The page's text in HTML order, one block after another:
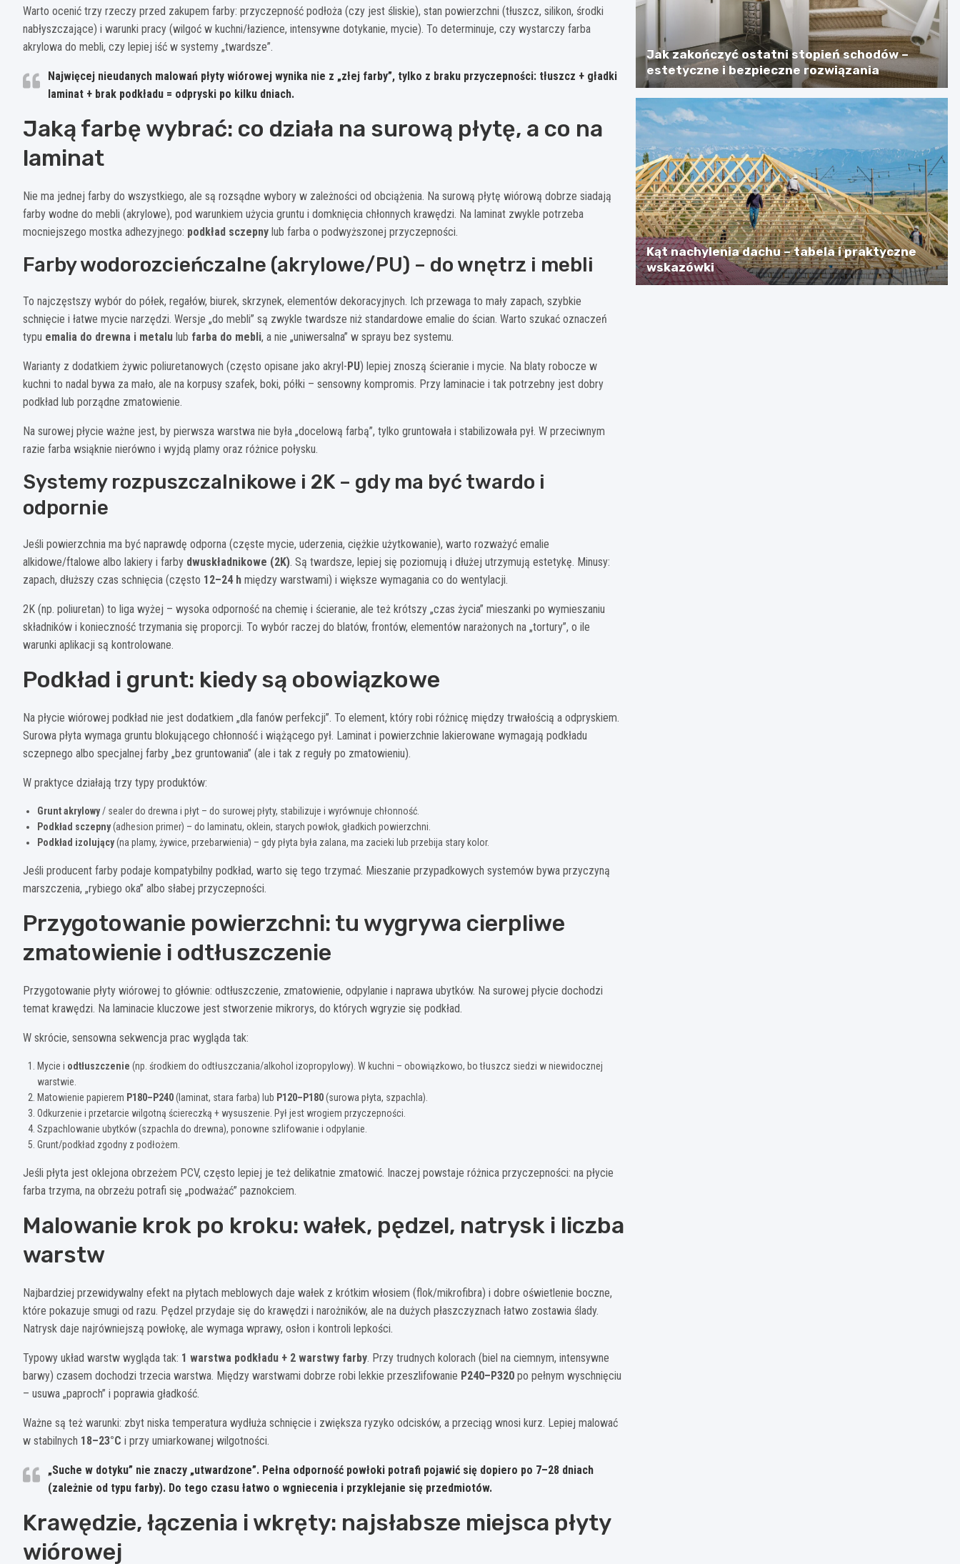
Warto ocenić trzy rzeczy przed zakupem farby: przyczepność podłoża (czy jest śliskie), stan powierzchni (tłuszcz, silikon, środki
nabłyszczające) i warunki pracy (wilgoć w kuchni/łazience, intensywne dotykanie, mycie). To determinuje, czy wystarczy farba
akrylowa do mebli, czy lepiej iść w systemy „twardsze”.
Najwięcej nieudanych malowań płyty wiórowej wynika nie z „złej farby”, tylko z braku przyczepności: tłuszcz + gładki
laminat + brak podkładu = odpryski po kilku dniach.
Jaką farbę wybrać: co działa na surową płytę, a co na
laminat
Nie ma jednej farby do wszystkiego, ale są rozsądne wybory w zależności od obciążenia. Na surową płytę wiórową dobrze siadają
farby wodne do mebli (akrylowe), pod warunkiem użycia gruntu i domknięcia chłonnych krawędzi. Na laminat zwykle potrzeba
mocniejszego mostka adhezyjnego: podkład sczepny lub farba o podwyższonej przyczepności.
Farby wodorozcieńczalne (akrylowe/PU) – do wnętrz i mebli
To najczęstszy wybór do półek, regałów, biurek, skrzynek, elementów dekoracyjnych. Ich przewaga to mały zapach, szybkie
schnięcie i łatwe mycie narzędzi. Wersje „do mebli” są zwykle twardsze niż standardowe emalie do ścian. Warto szukać oznaczeń
typu emalia do drewna i metalu lub farba do mebli, a nie „uniwersalna” w sprayu bez systemu.
Warianty z dodatkiem żywic poliuretanowych (często opisane jako akryl-PU) lepiej znoszą ścieranie i mycie. Na blaty robocze w
kuchni to nadal bywa za mało, ale na korpusy szafek, boki, półki – sensowny kompromis. Przy laminacie i tak potrzebny jest dobry
podkład lub porządne zmatowienie.
Na surowej płycie ważne jest, by pierwsza warstwa nie była „docelową farbą”, tylko gruntowała i stabilizowała pył. W przeciwnym
razie farba wsiąknie nierówno i wyjdą plamy oraz różnice połysku.
Systemy rozpuszczalnikowe i 2K – gdy ma być twardo i
odpornie
Jeśli powierzchnia ma być naprawdę odporna (częste mycie, uderzenia, ciężkie użytkowanie), warto rozważyć emalie
alkidowe/ftalowe albo lakiery i farby dwuskładnikowe (2K). Są twardsze, lepiej się poziomują i dłużej utrzymują estetykę. Minusy:
zapach, dłuższy czas schnięcia (często 12–24 h między warstwami) i większe wymagania co do wentylacji.
2K (np. poliuretan) to liga wyżej – wysoka odporność na chemię i ścieranie, ale też krótszy „czas życia” mieszanki po wymieszaniu
składników i konieczność trzymania się proporcji. To wybór raczej do blatów, frontów, elementów narażonych na „tortury”, o ile
warunki aplikacji są kontrolowane.
Podkład i grunt: kiedy są obowiązkowe
Na płycie wiórowej podkład nie jest dodatkiem „dla fanów perfekcji”. To element, który robi różnicę między trwałością a odpryskiem.
Surowa płyta wymaga gruntu blokującego chłonność i wiążącego pył. Laminat i powierzchnie lakierowane wymagają podkładu
sczepnego albo specjalnej farby „bez gruntowania” (ale i tak z reguły po zmatowieniu).
W praktyce działają trzy typy produktów:
Grunt akrylowy/ sealer do drewna i płyt – do surowej płyty, stabilizuje i wyrównuje chłonność.
Podkład sczepny(adhesion primer) – do laminatu, oklein, starych powłok, gładkich powierzchni.
Podkład izolujący(na plamy, żywice, przebarwienia) – gdy płyta była zalana, ma zacieki lub przebija stary kolor.
Jeśli producent farby podaje kompatybilny podkład, warto się tego trzymać. Mieszanie przypadkowych systemów bywa przyczyną
marszczenia, „rybiego oka” albo słabej przyczepności.
Przygotowanie powierzchni: tu wygrywa cierpliwe
zmatowienie i odtłuszczenie
Przygotowanie płyty wiórowej to głównie: odtłuszczenie, zmatowienie, odpylanie i naprawa ubytków. Na surowej płycie dochodzi
temat krawędzi. Na laminacie kluczowe jest stworzenie mikrorys, do których wgryzie się podkład.
W skrócie, sensowna sekwencja prac wygląda tak:
Mycie i odtłuszczenie (np. środkiem do odtłuszczania/alkohol izopropylowy). W kuchni – obowiązkowo, bo tłuszcz siedzi w niewidocznej
warstwie.
Matowienie papierem P180–P240(laminat, stara farba) lub P120–P180(surowa płyta, szpachla).
Odkurzenie i przetarcie wilgotną ściereczką + wysuszenie. Pył jest wrogiem przyczepności.
Szpachlowanie ubytków (szpachla do drewna), ponowne szlifowanie i odpylanie.
Grunt/podkład zgodny z podłożem.
Jeśli płyta jest oklejona obrzeżem PCV, często lepiej je też delikatnie zmatowić. Inaczej powstaje różnica przyczepności: na płycie
farba trzyma, na obrzeżu potrafi się „podważać” paznokciem.
Malowanie krok po kroku: wałek, pędzel, natrysk i liczba
warstw
Najbardziej przewidywalny efekt na płytach meblowych daje wałek z krótkim włosiem (flok/mikrofibra) i dobre oświetlenie boczne,
które pokazuje smugi od razu. Pędzel przydaje się do krawędzi i narożników, ale na dużych płaszczyznach łatwo zostawia ślady.
Natrysk daje najrówniejszą powłokę, ale wymaga wprawy, osłon i kontroli lepkości.
Typowy układ warstw wygląda tak: 1 warstwa podkładu + 2 warstwy farby. Przy trudnych kolorach (biel na ciemnym, intensywne
barwy) czasem dochodzi trzecia warstwa. Między warstwami dobrze robi lekkie przeszlifowanie P240–P320 po pełnym wyschnięciu
– usuwa „paproch” i poprawia gładkość.
Ważne są też warunki: zbyt niska temperatura wydłuża schnięcie i zwiększa ryzyko odcisków, a przeciąg wnosi kurz. Lepiej malować
w stabilnych 18–23°C i przy umiarkowanej wilgotności.
„Suche w dotyku” nie znaczy „utwardzone”. Pełna odporność powłoki potrafi pojawić się dopiero po 7–28 dniach
(zależnie od typu farby). Do tego czasu łatwo o wgniecenia i przyklejanie się przedmiotów.
Krawędzie, łączenia i wkręty: najsłabsze miejsca płyty
wiórowej
Jak zakończyć ostatni stopień schodów –
estetyczne i bezpieczne rozwiązania
Kąt nachylenia dachu – tabela i praktyczne
wskazówki